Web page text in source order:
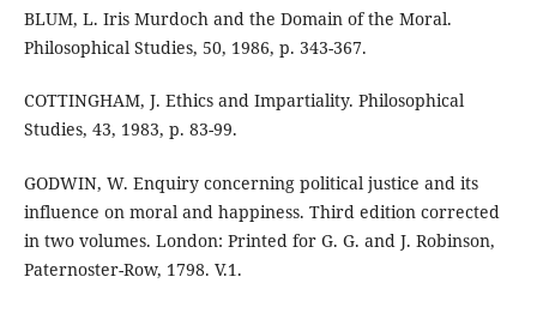
BLUM, L. Iris Murdoch and the Domain of the Moral.
Philosophical Studies, 50, 1986, p. 343-367.
COTTINGHAM, J. Ethics and Impartiality. Philosophical
Studies, 43, 1983, p. 83-99.
GODWIN, W. Enquiry concerning political justice and its
influence on moral and happiness. Third edition corrected
in two volumes. London: Printed for G. G. and J. Robinson,
Paternoster-Row, 1798. V.1.